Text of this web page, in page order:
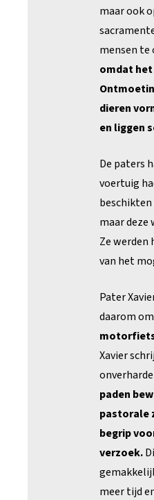
maar ook
mensen te
omdat
dieren
en liggen
De paters
voertuig
maar deze
Ze werden
van het
Pater
daarom
Xavier
paden
pastorale
begrip
verzoek.
meer tijd